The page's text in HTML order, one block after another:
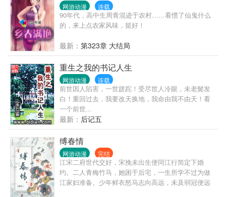
网游动漫 连载
90年代，高中生周青混迹于农村……看惯了仙鬼什么
的，来上点农家风味，挺好！
最新： 第323章 大结局
重生之我的书记人生
网游动漫 连载
前世因人陷害，一世蹉跎！受尽世人冷眼，未老鬓发
白！重回过去，我要改天换地，我命由我不由天！看
一个前世...
最新： 后记五
缚春情
网游动漫 完结
江宋二府世代交好，宋挽未出生便同江行简定下婚
约。二人青梅竹马，她困于后宅，一生所学不过为做
江家妇准备。少年鲜衣怒马志向高远，未及弱冠便远